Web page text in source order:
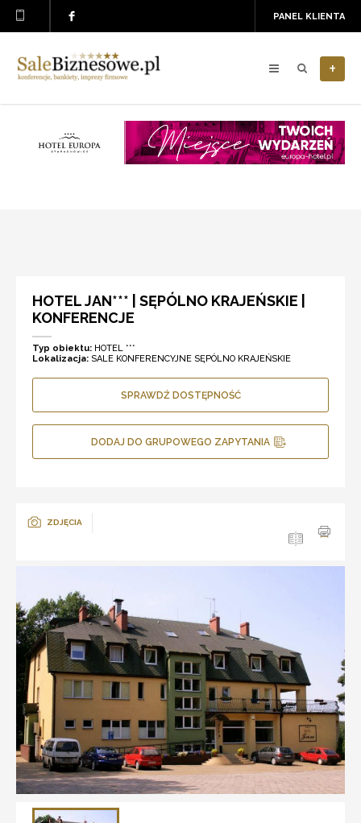
PANEL KLIENTA
+
HOTEL JAN*** | SĘPÓLNO KRAJEŃSKIE |
KONFERENCJE
Typ obiektu: HOTEL ***
Lokalizacja: SALE KONFERENCYJNE SĘPÓLNO KRAJEŃSKIE
SPRAWDŹ DOSTĘPNOŚĆ
DODAJ DO GRUPOWEGO ZAPYTANIA
ZDJĘCIA